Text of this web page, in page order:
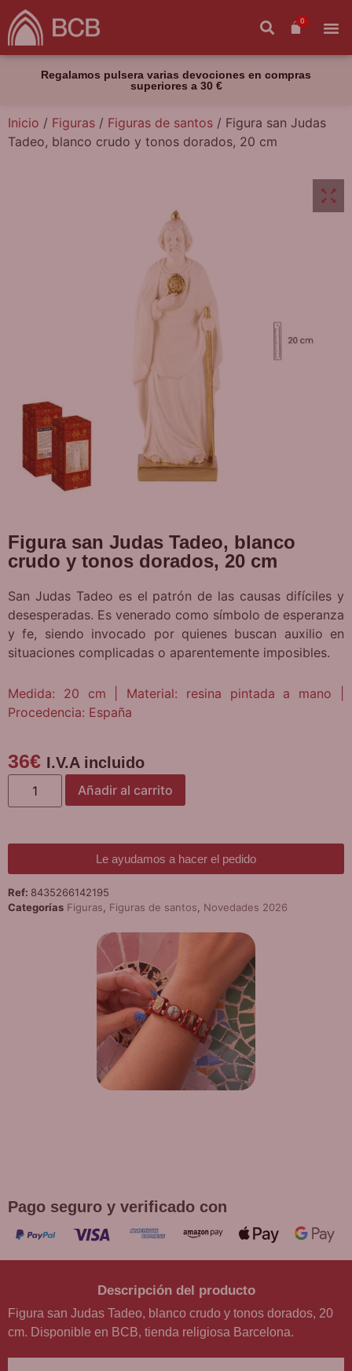
0
Regalamos pulsera varias devociones en compras
superiores a 30 €
Inicio / Figuras / Figuras de santos / Figura san Judas
Tadeo, blanco crudo y tonos dorados, 20 cm
Figura san Judas Tadeo, blanco
crudo y tonos dorados, 20 cm
San Judas Tadeo es el patrón de las causas difíciles y
desesperadas. Es venerado como símbolo de esperanza
y fe, siendo invocado por quienes buscan auxilio en
situaciones complicadas o aparentemente imposibles.
Medida: 20 cm | Material: resina pintada a mano |
Procedencia: España
36€ I.V.A incluido
Añadir al carrito
Le ayudamos a hacer el pedido
Ref: 8435266142195
Categorías Figuras Figuras de santos Novedades 2026
Pago seguro y verificado con
Descripción del producto
Figura san Judas Tadeo, blanco crudo y tonos dorados, 20
cm. Disponible en BCB, tienda religiosa Barcelona.